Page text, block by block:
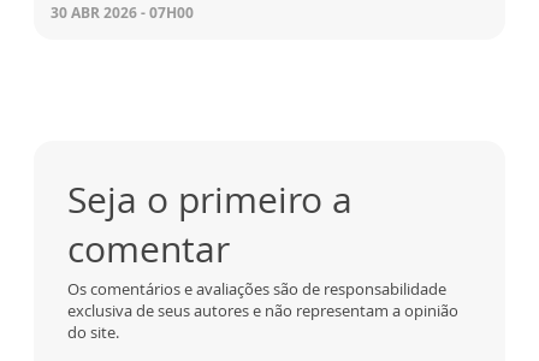
30 ABR 2026 - 07H00
Seja o primeiro a
comentar
Os comentários e avaliações são de responsabilidade
exclusiva de seus autores e não representam a opinião
do site.